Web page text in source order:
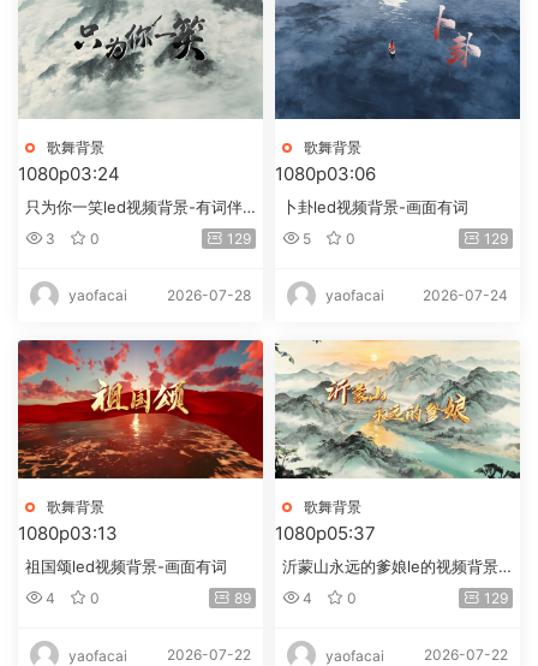
歌舞背景
1080p03:24
只为你一笑led视频背景-有词伴
奏 3 0 129
yaofacai 2026-07-28
歌舞背景
1080p03:06
卜卦led视频背景-画面有词
5 0 129
yaofacai 2026-07-24
歌舞背景
1080p03:13
祖国颂led视频背景-画面有词
4 0 89
yaofacai 2026-07-22
歌舞背景
1080p05:37
沂蒙山永远的爹娘le的视频背景-
画面有词
4 0 129
yaofacai 2026-07-22